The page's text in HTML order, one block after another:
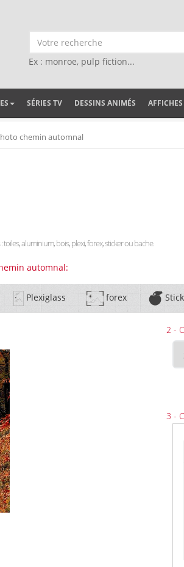
Ex : monroe, pulp fiction...
SÉRIES TV DESSINS ANIMÉS
chemin automnal
aluminium, bois, plexi, forex, sticker ou bache.
automnal:
Plexiglass forex
2 -
3 -